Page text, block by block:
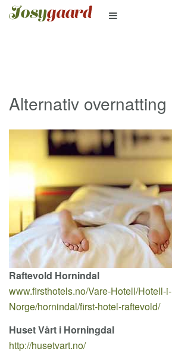
Alternativ overnatting
Raftevold Hornindal
www.firsthotels.no/Vare-Hotell/Hotell-i-
Norge/hornindal/first-hotel-raftevold/
Huset Vårt i Horningdal
http://husetvart.no/